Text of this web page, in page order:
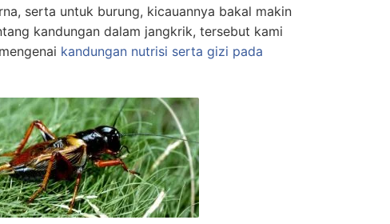
serta untuk burung, kicauannya bakal makin
kandungan dalam jangkrik, tersebut kami
kandungan nutrisi serta gizi pada